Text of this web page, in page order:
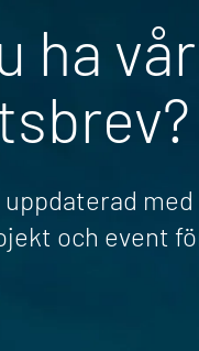
ha
uppdaterad
och event